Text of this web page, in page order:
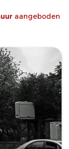
aangeboden